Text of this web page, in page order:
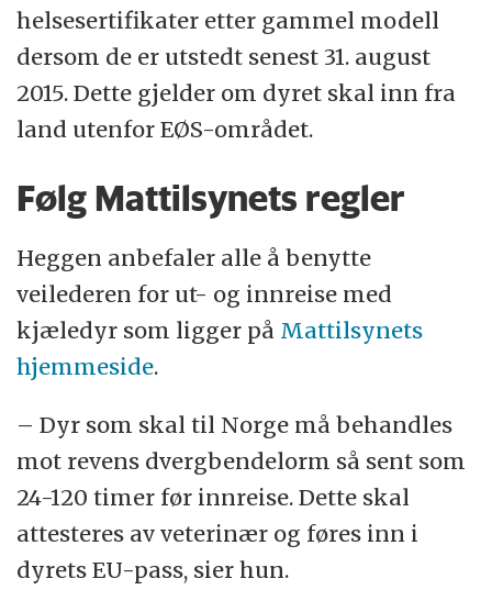
helsesertifikater etter gammel modell
dersom de er utstedt senest 31. august
2015. Dette gjelder om dyret skal inn fra
land utenfor EØS-området.
Følg Mattilsynets regler
Heggen anbefaler alle å benytte
veilederen for ut- og innreise med
kjæledyr som ligger på Mattilsynets
hjemmeside.
– Dyr som skal til Norge må behandles
mot revens dvergbendelorm så sent som
24-120 timer før innreise. Dette skal
attesteres av veterinær og føres inn i
dyrets EU-pass, sier hun.